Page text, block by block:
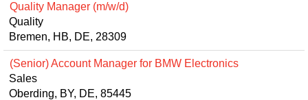
Quality Manager (m/w/d)
Quality
Bremen, HB, DE, 28309
(Senior) Account Manager for BMW Electronics
Sales
Oberding, BY, DE, 85445